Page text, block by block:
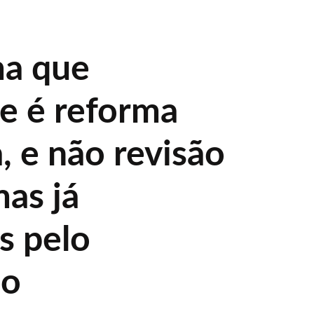
que
é reforma
e não revisão
já
pelo